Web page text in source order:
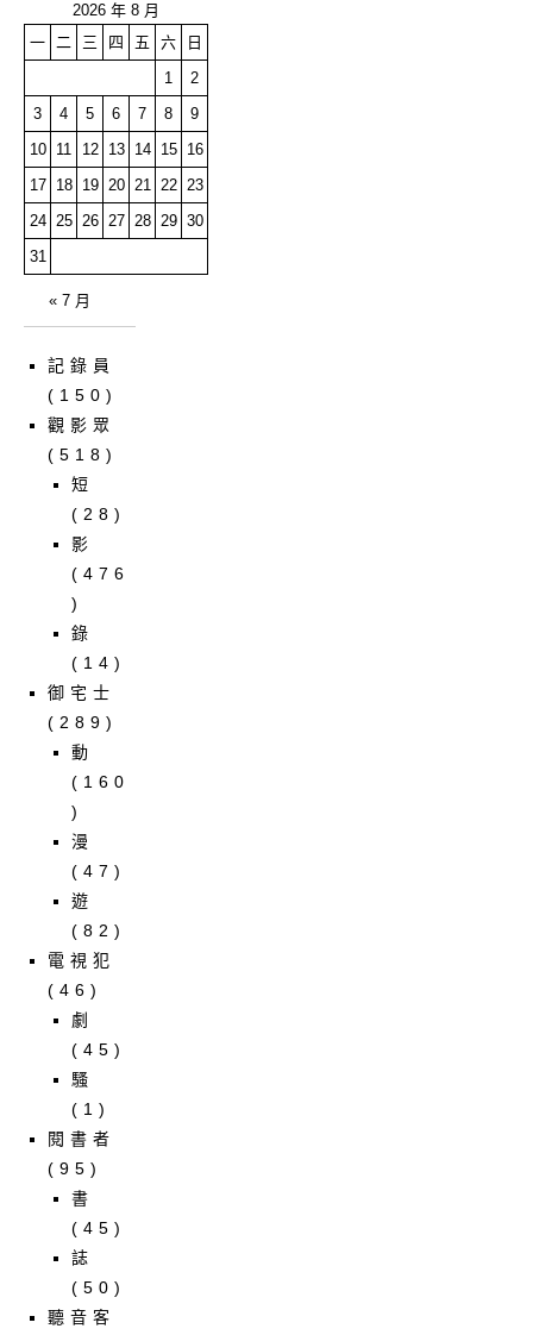
2026 年 8 月
一
二 三 四 五 六
日
1
2
3
4 5 6 7 8
9
10
11 12 13 14 15
16
17
18 19 20 21 22
23
24
25 26 27 28 29 30
31
« 7 月
記錄員
(150)
觀影眾
(518)
短
(28)
影
(476
)
錄
(14)
御宅士
(289)
動
(160
)
漫
(47)
遊
(82)
電視犯
(46)
劇
(45)
騷
(1)
閱書者
(95)
書
(45)
誌
(50)
聽音客